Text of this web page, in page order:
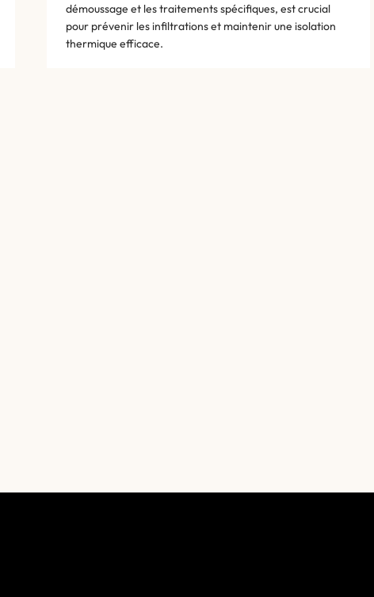
démoussage et les traitements spécifiques, est crucial
pour prévenir les infiltrations et maintenir une isolation
thermique efficace.